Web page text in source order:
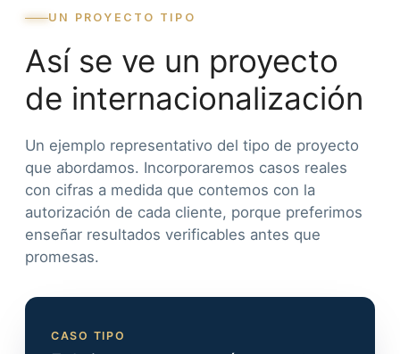
UN PROYECTO TIPO
Así se ve un proyecto
de internacionalización
Un ejemplo representativo del tipo de proyecto
que abordamos. Incorporaremos casos reales
con cifras a medida que contemos con la
autorización de cada cliente, porque preferimos
enseñar resultados verificables antes que
promesas.
CASO TIPO